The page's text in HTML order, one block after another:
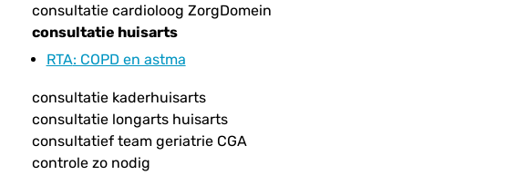
consultatie cardioloog ZorgDomein
consultatie huisarts
RTA: COPD en astma
consultatie kaderhuisarts
consultatie longarts huisarts
consultatief team geriatrie CGA
controle zo nodig